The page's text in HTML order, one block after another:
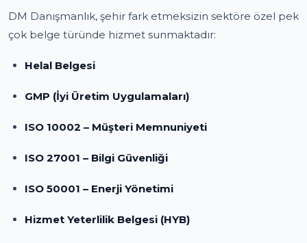
DM Danışmanlık, şehir fark etmeksizin sektöre özel pek
çok belge türünde hizmet sunmaktadır:
Helal Belgesi
GMP (İyi Üretim Uygulamaları)
ISO 10002 – Müşteri Memnuniyeti
ISO 27001 – Bilgi Güvenliği
ISO 50001 – Enerji Yönetimi
Hizmet Yeterlilik Belgesi (HYB)